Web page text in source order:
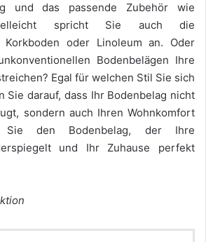
und das passende Zubehör wie
spricht Sie auch die
Korkboden oder Linoleum an. Oder
Bodenbelägen Ihre
Egal für welchen Stil Sie sich
Sie darauf, dass Ihr Bodenbelag nicht
sondern auch Ihren Wohnkomfort
Sie den Bodenbelag, der Ihre
und Ihr Zuhause perfekt